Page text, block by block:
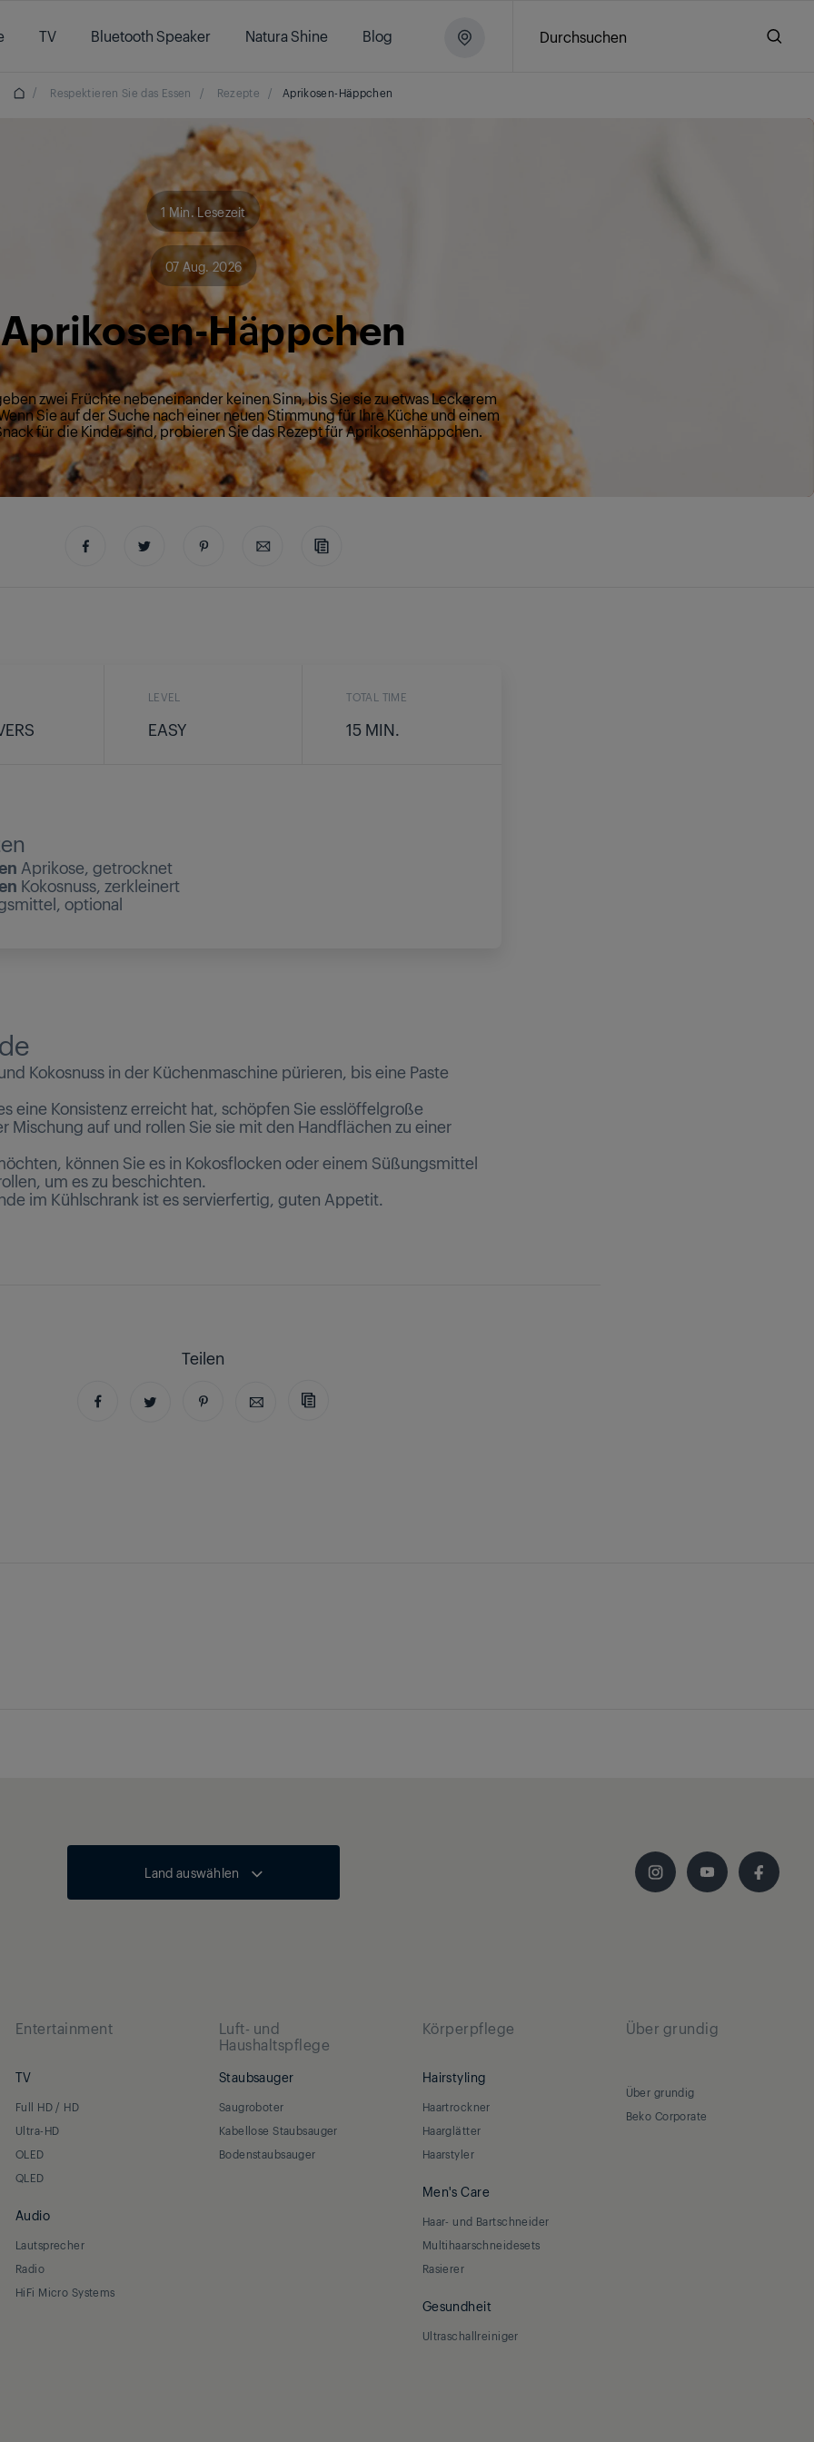
TV Bluetooth Speaker Natura Shine Blog Durchsuchen
/ Respektieren Sie das Essen / Rezepte / Aprikosen-Häppchen
1 Min. Lesezeit
07 Aug. 2026
Aprikosen-Häppchen
zwei Früchte nebeneinander keinen Sinn, bis Sie sie zu etwas Leckerem
Sie auf der Suche nach einer neuen Stimmung für Ihre Küche und einem
für die Kinder sind, probieren Sie das Rezept für Aprikosenhäppchen.
LEVEL
EASY
TOTAL TIME
15 MIN.
Aprikose, getrocknet
Kokosnuss, zerkleinert
optional
Kokosnuss in der Küchenmaschine pürieren, bis eine Paste
eine Konsistenz erreicht hat, schöpfen Sie esslöffelgroße
Mischung auf und rollen Sie sie mit den Handflächen zu einer
können Sie es in Kokosflocken oder einem Süßungsmittel
um es zu beschichten.
im Kühlschrank ist es servierfertig, guten Appetit.
Teilen
Land auswählen
Entertainment
TV
Full HD / HD
Ultra-HD
OLED
QLED
Audio
Lautsprecher
Radio
HiFi Micro Systems
Luft- und
Haushaltspflege
Staubsauger
Saugroboter
Kabellose Staubsauger
Bodenstaubsauger
Körperpflege
Hairstyling
Haartrockner
Haarglätter
Haarstyler
Men's Care
Haar- und Bartschneider
Multihaarschneidesets
Rasierer
Gesundheit
Ultraschallreiniger
Über grundig
Über grundig
Beko Corporate